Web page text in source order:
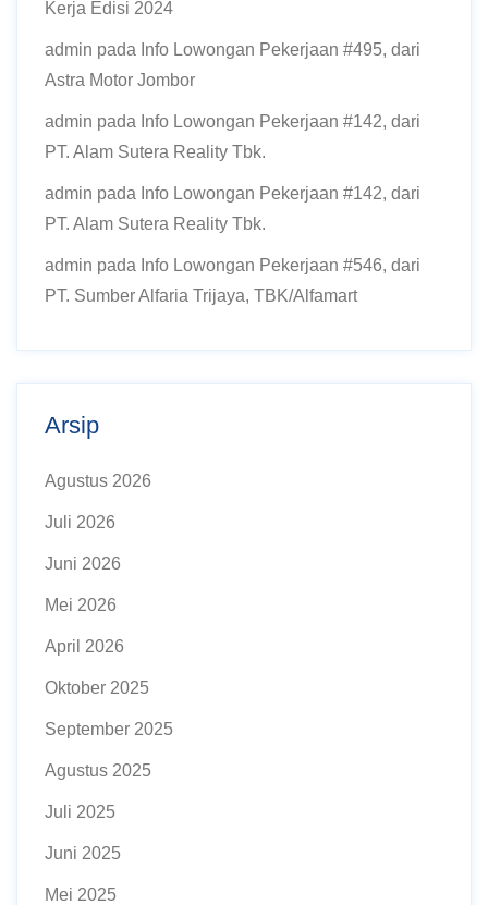
Kerja Edisi 2024
admin pada Info Lowongan Pekerjaan #495, dari
Astra Motor Jombor
admin pada Info Lowongan Pekerjaan #142, dari
PT. Alam Sutera Reality Tbk.
admin pada Info Lowongan Pekerjaan #142, dari
PT. Alam Sutera Reality Tbk.
admin pada Info Lowongan Pekerjaan #546, dari
PT. Sumber Alfaria Trijaya, TBK/Alfamart
Arsip
Agustus 2026
Juli 2026
Juni 2026
Mei 2026
April 2026
Oktober 2025
September 2025
Agustus 2025
Juli 2025
Juni 2025
Mei 2025